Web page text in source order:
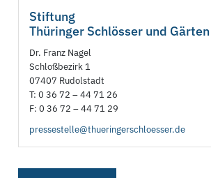
Stiftung
Thüringer Schlösser und Gärten
Dr. Franz Nagel
Schloßbezirk 1
07407 Rudolstadt
T: 0 36 72 – 44 71 26
F: 0 36 72 – 44 71 29
pressestelle@thueringerschloesser.de